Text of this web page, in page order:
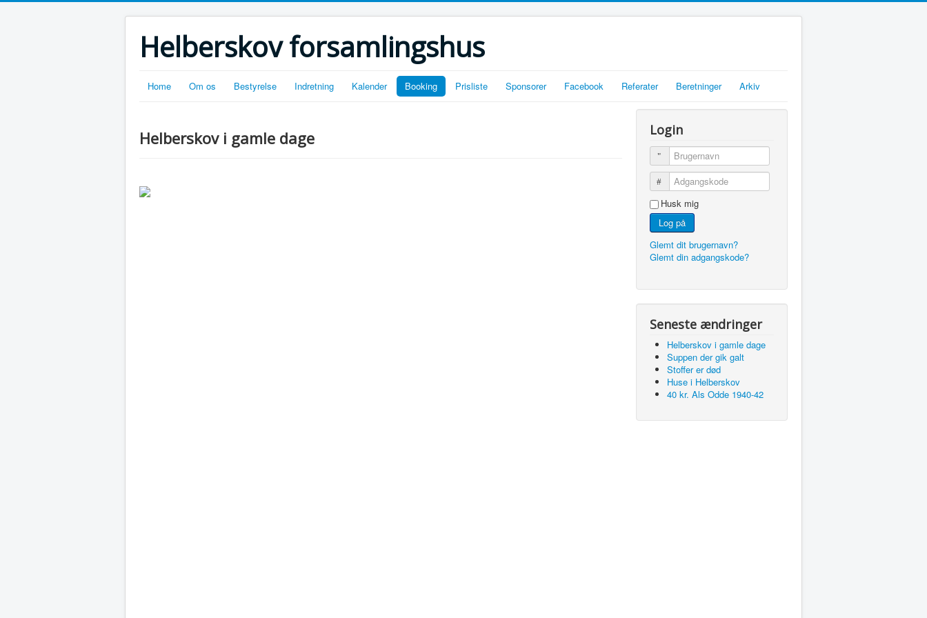
Helberskov forsamlingshus
Home Om os Bestyrelse Indretning Kalender Booking Prisliste Sponsorer Facebook Referater Beretninger Arkiv
Helberskov i gamle dage Login
Brugernavn
Adgangskode
Husk mig
Log på
Glemt dit brugernavn?
Glemt din adgangskode?
Seneste ændringer
Helberskov i gamle dage
Suppen der gik galt
Stoffer er død
Huse i Helberskov
40 kr. Als Odde 1940-42